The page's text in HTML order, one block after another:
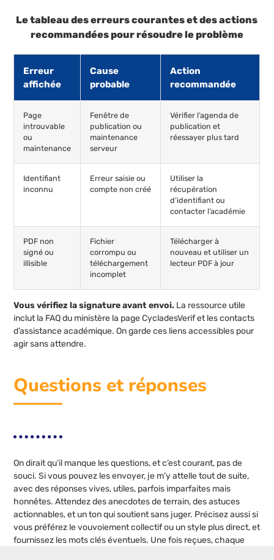
Le tableau des erreurs courantes et des actions
recommandées pour résoudre le problème
Erreur
affichée
Cause
probable
Action
recommandée
Page
introuvable
ou
maintenance
Fenêtre de
publication ou
maintenance
serveur
Vérifier l’agenda de
publication et
réessayer plus tard
Identifiant
inconnu
Erreur saisie ou
compte non créé
Utiliser la
récupération
d’identifiant ou
contacter l’académie
PDF non
signé ou
illisible
Fichier
corrompu ou
téléchargement
incomplet
Télécharger à
nouveau et utiliser un
lecteur PDF à jour
Vous vérifiez la signature avant envoi. La ressource utile
inclut la FAQ du ministère la page CycladesVerif et les contacts
d’assistance académique. On garde ces liens accessibles pour
agir sans attendre.
Questions et réponses
On dirait qu’il manque les questions, et c’est courant, pas de
souci. Si vous pouvez les envoyer, je m’y attelle tout de suite,
avec des réponses vives, utiles, parfois imparfaites mais
honnêtes. Attendez des anecdotes de terrain, des astuces
actionnables, et un ton qui soutient sans juger. Précisez aussi si
vous préférez le vouvoiement collectif ou un style plus direct, et
fournissez les mots clés éventuels. Une fois reçues, chaque